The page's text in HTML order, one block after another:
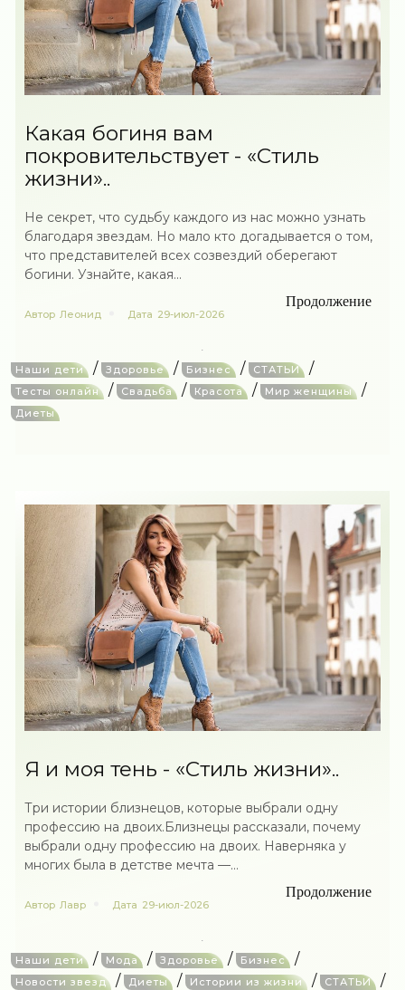
Какая богиня вам
покровительствует - «Стиль
жизни»..
Не секрет, что судьбу каждого из нас можно узнать
благодаря звездам. Но мало кто догадывается о том,
что представителей всех созвездий оберегают
богини. Узнайте, какая...
Продолжение
Автор Леонид Дата 29-июл-2026
Наши дети / Здоровье / Бизнес / СТАТЬИ /
Тесты онлайн / Свадьба / Красота / Мир женщины /
Диеты
Я и моя тень - «Стиль жизни»..
Три истории близнецов, которые выбрали одну
профессию на двоих.Близнецы рассказали, почему
выбрали одну профессию на двоих. Наверняка у
многих была в детстве мечта —...
Продолжение
Автор Лавр Дата 29-июл-2026
Наши дети / Мода / Здоровье / Бизнес /
Новости звезд / Диеты / Истории из жизни / СТАТЬИ /